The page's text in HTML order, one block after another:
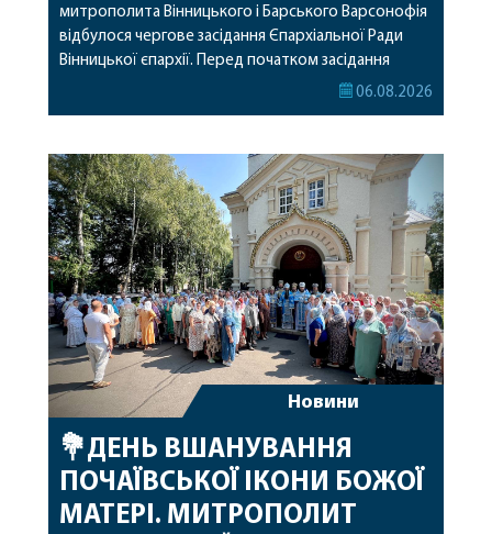
митрополита Вінницького і Барського Варсонофія
відбулося чергове засідання Єпархіальної Ради
Вінницької єпархії. Перед початком засідання
секретар Єпархіальної Ради від імені членів Ради
побажавши йому міцного здоров’я, Божої
допомоги, миру, духовної радості та
благословенних успіхів у подальшому
архіпастирському служінні. […]
06.08.2026
Новини
💐ДЕНЬ ВШАНУВАННЯ
ПОЧАЇВСЬКОЇ ІКОНИ БОЖОЇ
МАТЕРІ. МИТРОПОЛИТ